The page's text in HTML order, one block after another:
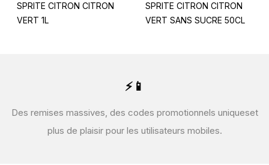
SPRITE CITRON CITRON
VERT 1L
SPRITE CITRON CITRON
VERT SANS SUCRE 50CL
⚡📱
Des remises massives, des codes promotionnels uniqueset
plus de plaisir pour les utilisateurs mobiles.